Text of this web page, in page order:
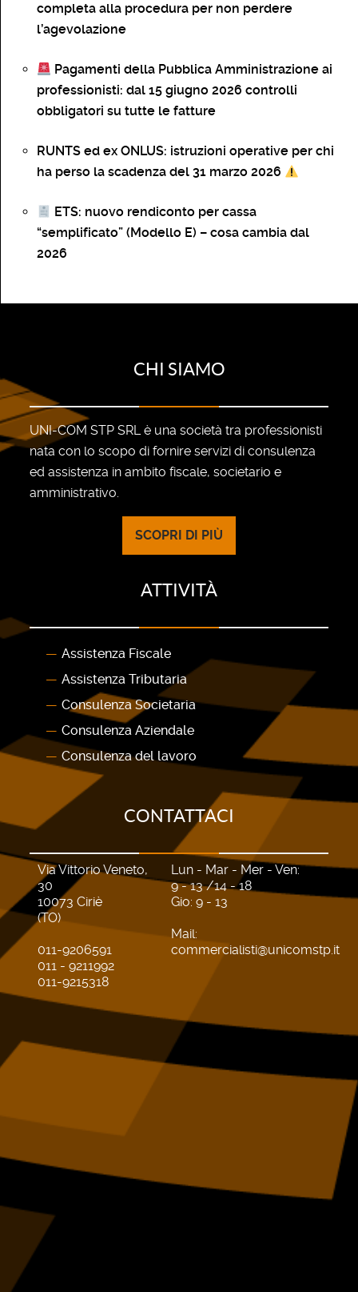
completa alla procedura per non perdere
l’agevolazione
Pagamenti della Pubblica Amministrazione ai
professionisti: dal 15 giugno 2026 controlli
obbligatori su tutte le fatture
RUNTS ed ex ONLUS: istruzioni operative per chi
ha perso la scadenza del 31 marzo 2026
ETS: nuovo rendiconto per cassa
“semplificato” (Modello E) – cosa cambia dal
2026
CHI SIAMO
UNI-COM STP SRL è una società tra professionisti
nata con lo scopo di fornire servizi di consulenza
ed assistenza in ambito fiscale, societario e
amministrativo.
SCOPRI DI PIÙ
ATTIVITÀ
Assistenza Fiscale
Assistenza Tributaria
Consulenza Societaria
Consulenza Aziendale
Consulenza del lavoro
CONTATTACI
Via Vittorio Veneto,
30
10073 Ciriè
(TO)
011-9206591
011 - 9211992
011-9215318
Lun - Mar - Mer - Ven:
9 - 13 /14 - 18
Gio: 9 - 13
Mail:
commercialisti@unicomstp.it